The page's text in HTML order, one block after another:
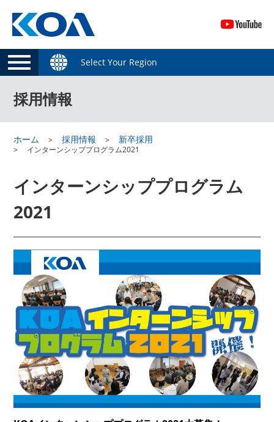
Select Your Region
採用情報
ホーム 採用情報 新卒採用
インターンシッププログラム2021
インターンシッププログラム
2021